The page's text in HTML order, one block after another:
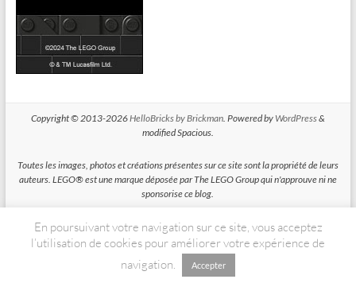
Copyright © 2013-2026HelloBricks by Brickman. Powered by WordPress&
modified Spacious.
Toutes les images, photos et créations présentes sur ce site sont la propriété de leurs
auteurs. LEGO® est une marque déposée par The LEGO Group qui n'approuve ni ne
sponsorise ce blog.
HelloBricks participe au Programme Partenaires d'Amazon EU, un programme
d'affiliation conçu pour permettre à des sites de percevoir une rémunération grace à
la création de liens vers Amazon.fr
En poursuivant votre navigation sur ce site, vous acceptez
l’utilisation de cookies pour améliorer votre expérience de
navigation.
Accepter